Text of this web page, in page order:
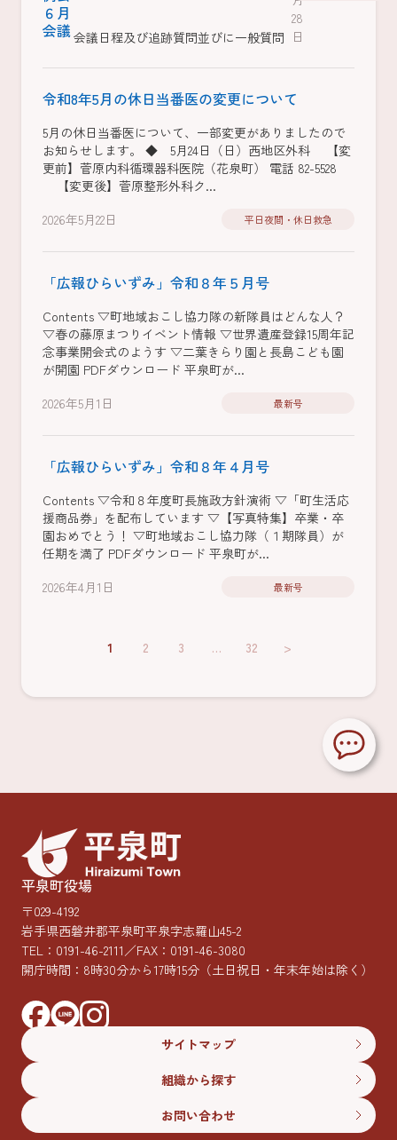
６月
会議会議日程及び追跡質問並びに一般質問
28
日
令和8年5月の休日当番医の変更について
5月の休日当番医について、一部変更がありましたので
お知らせします。 ◆ 5月24日（日）西地区外科 【変
更前】菅原内科循環器科医院（花泉町） 電話 82-5528
【変更後】菅原整形外科ク...
2026年5月22日
平日夜間・休日救急
「広報ひらいずみ」令和８年５月号
Contents ▽町地域おこし協力隊の新隊員はどんな人？
▽春の藤原まつりイベント情報 ▽世界遺産登録15周年記
念事業開会式のようす ▽二葉きらり園と長島こども園
が開園 PDFダウンロード 平泉町が...
2026年5月1日
最新号
「広報ひらいずみ」令和８年４月号
Contents ▽令和８年度町長施政方針演術 ▽「町生活応
援商品券」を配布しています ▽【写真特集】卒業・卒
園おめでとう！ ▽町地域おこし協力隊（１期隊員）が
任期を満了 PDFダウンロード 平泉町が...
2026年4月1日
最新号
1 2 3 … 32 >
平泉町役場
〒029-4192
岩手県西磐井郡平泉町平泉字志羅山45-2
TEL： 0191-46-2111／FAX：0191-46-3080
開庁時間：8時30分から17時15分 （土日祝日・年末年始は除く）
サイトマップ
組織から探す
お問い合わせ